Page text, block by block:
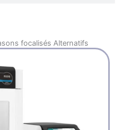
focalisés Alternatifs